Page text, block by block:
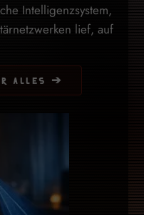
Intelligenzsystem,
lief, auf
alles ➔